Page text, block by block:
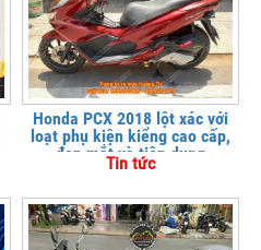
Honda PCX 2018 lột xác với
loạt phụ kiện kiểng cao cấp,
đẹp mắt và tiện dụng
Tin tức